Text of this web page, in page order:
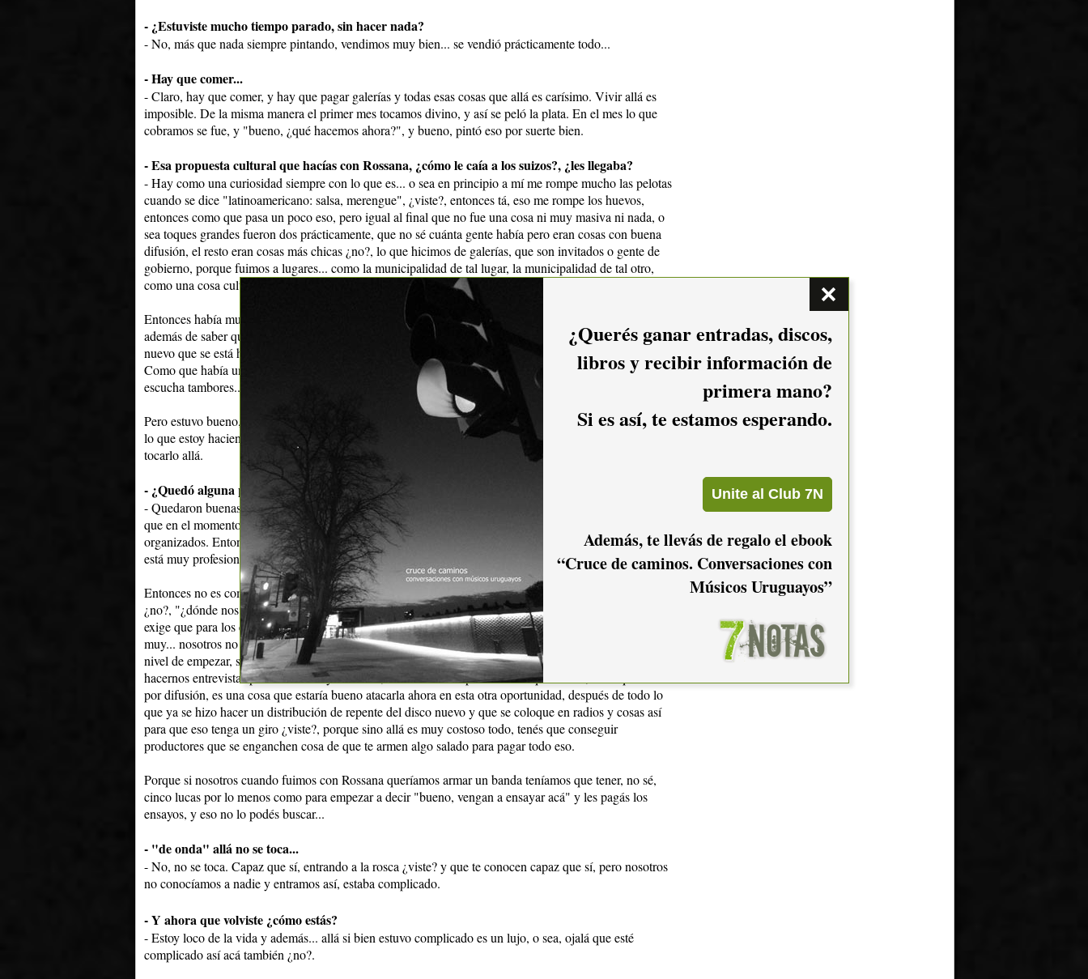
- ¿Estuviste mucho tiempo parado, sin hacer nada?
- No, más que nada siempre pintando, vendimos muy bien... se vendió prácticamente todo...
- Hay que comer...
- Claro, hay que comer, y hay que pagar galerías y todas esas cosas que allá es carísimo. Vivir allá es
imposible. De la misma manera el primer mes tocamos divino, y así se peló la plata. En el mes lo que
cobramos se fue, y "bueno, ¿qué hacemos ahora?", y bueno, pintó eso por suerte bien.
- Esa propuesta cultural que hacías con Rossana, ¿cómo le caía a los suizos?, ¿les llegaba?
- Hay como una curiosidad siempre con lo que es... o sea en principio a mí me rompe mucho las pelotas
cuando se dice "latinoamericano: salsa, merengue", ¿viste?, entonces tá, eso me rompe los huevos,
entonces como que pasa un poco eso, pero igual al final que no fue una cosa ni muy masiva ni nada, o
sea toques grandes fueron dos prácticamente, que no sé cuánta gente había pero eran cosas con buena
difusión, el resto eran cosas más chicas ¿no?, lo que hicimos de galerías, que son invitados o gente de
gobierno, porque fuimos a lugares... como la municipalidad de tal lugar, la municipalidad de tal otro,
como una cosa cultural suizo-uruguayo, un papo así ¿no?.
Entonces había mucha gente de esa onda y de lo que vieron y escucharon quedaron como encantados,
además de saber que el tango también es uruguayo, de saber que hay cultura negra acá y de saber lo
nuevo que se está haciendo, que también hay rock, que también hay pop, que también hay otras cosas.
Como que había una especie de sorpresa. Después lógico, para el público europeo va un latino y
escucha tambores... es lo más fascinante que hay, porque tá, es lo que siempre se vendió.
Pero estuvo bueno, con la gente hubo algo... a mí me gustaría ir de nuevo pero con un propuesta más de
lo que estoy haciendo ahora, de ir con una banda y tocar eso ¿no?, el disco que estoy sacando ahora ir y
tocarlo allá.
- ¿Quedó alguna puerta abierta allá?
- Quedaron buenas cosas si, buenas cosas. Quedaron festivales sobre todo, festivales salados de música
que en el momento no podíamos tocar porque ya está, esos festivales salados un año antes ya están
organizados. Entonces ya son cosas que vienen proyectadas muy... son muy organizados. Allá el medio
está muy profesionalizado.
Entonces no es como acá que vos llamás "bueno vamos a llamar al saxofonista, al trombón, al violero"
¿no?, "¿dónde nos vemos?", "nos vemos en casa", y ensayamos acá. El tipo allá, de repente el bajista,
exige que para los ensayos tenga tal equipo de bajo, o tal cosa o tal otra ¿no?, entonces es una cosa
muy... nosotros no tenemos un nombre en Suiza, no tenemos una cosa como para exigir, estamos a un
nivel de empezar, si bien tenemos muchas cosas ya hechas, porque mismo de Suiza vinieron acá a
hacernos entrevistas para televisión y cosas así, el asunto es un problema de que bueno, tiene que entrar
por difusión, es una cosa que estaría bueno atacarla ahora en esta otra oportunidad, después de todo lo
que ya se hizo hacer un distribución de repente del disco nuevo y que se coloque en radios y cosas así
para que eso tenga un giro ¿viste?, porque sino allá es muy costoso todo, tenés que conseguir
productores que se enganchen cosa de que te armen algo salado para pagar todo eso.
Porque si nosotros cuando fuimos con Rossana queríamos armar un banda teníamos que tener, no sé,
cinco lucas por lo menos como para empezar a decir "bueno, vengan a ensayar acá" y les pagás los
ensayos, y eso no lo podés buscar...
- "de onda" allá no se toca...
- No, no se toca. Capaz que sí, entrando a la rosca ¿viste? y que te conocen capaz que sí, pero nosotros
no conocíamos a nadie y entramos así, estaba complicado.
- Y ahora que volviste ¿cómo estás?
- Estoy loco de la vida y además... allá si bien estuvo complicado es un lujo, o sea, ojalá que esté
complicado así acá también ¿no?.
¿Querés ganar entradas, discos,
libros y recibir información de
primera mano?
Si es así, te estamos esperando.
Además, te llevás de regalo el ebook
“Cruce de caminos. Conversaciones con
Músicos Uruguayos”